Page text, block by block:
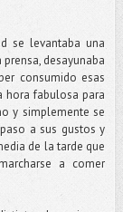
se levantaba una
desayunaba
consumido esas
hora fabulosa para
y simplemente se
a sus gustos y
de la tarde que
a comer